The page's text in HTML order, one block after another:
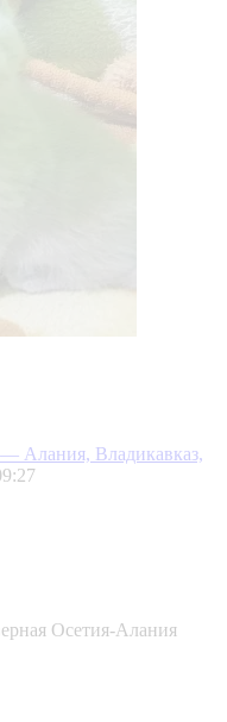
Алания, Владикавказ,
Осетия-Алания